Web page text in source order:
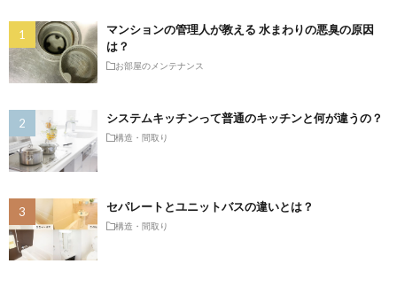
マンションの管理人が教える 水まわりの悪臭の原因
は？
お部屋のメンテナンス
システムキッチンって普通のキッチンと何が違うの？
構造・間取り
セパレートとユニットバスの違いとは？
構造・間取り